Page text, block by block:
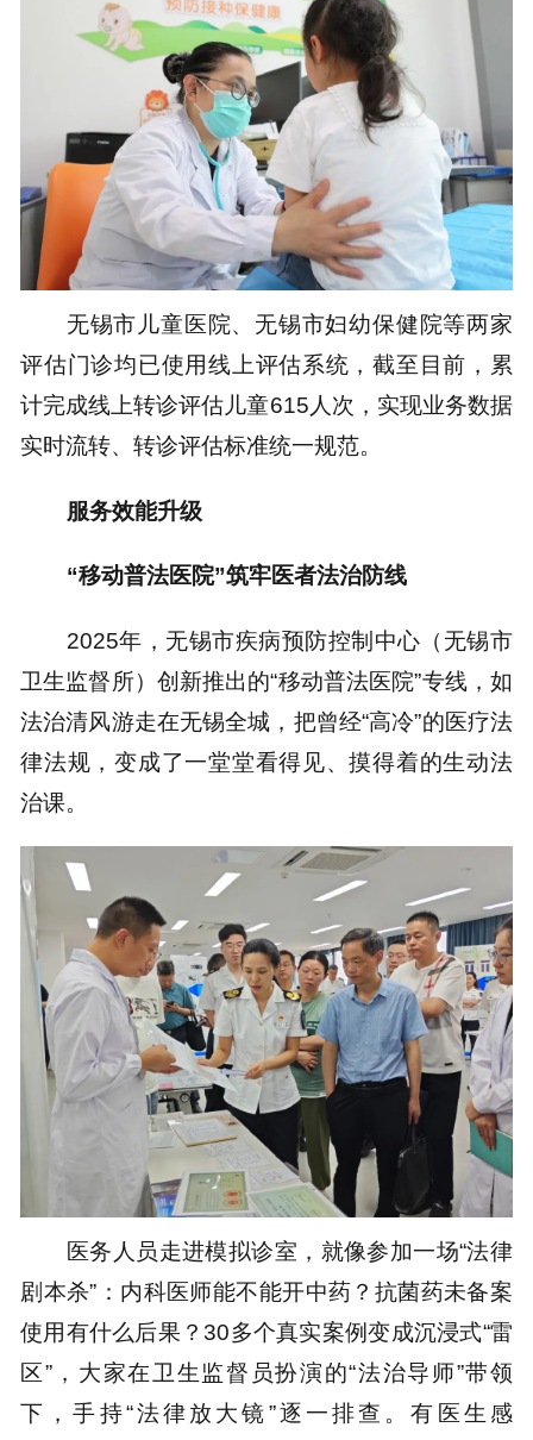
无锡市儿童医院、无锡市妇幼保健院等两家
评估门诊均已使用线上评估系统，截至目前，累
计完成线上转诊评估儿童615人次，实现业务数据
实时流转、转诊评估标准统一规范。
服务效能升级
“移动普法医院”筑牢医者法治防线
2025年，无锡市疾病预防控制中心（无锡市
卫生监督所）创新推出的“移动普法医院”专线，如
法治清风游走在无锡全城，把曾经“高冷”的医疗法
律法规，变成了一堂堂看得见、摸得着的生动法
治课。
医务人员走进模拟诊室，就像参加一场“法律
剧本杀”：内科医师能不能开中药？抗菌药未备案
使用有什么后果？30多个真实案例变成沉浸式“雷
区”，大家在卫生监督员扮演的“法治导师”带领
下，手持“法律放大镜”逐一排查。有医生感